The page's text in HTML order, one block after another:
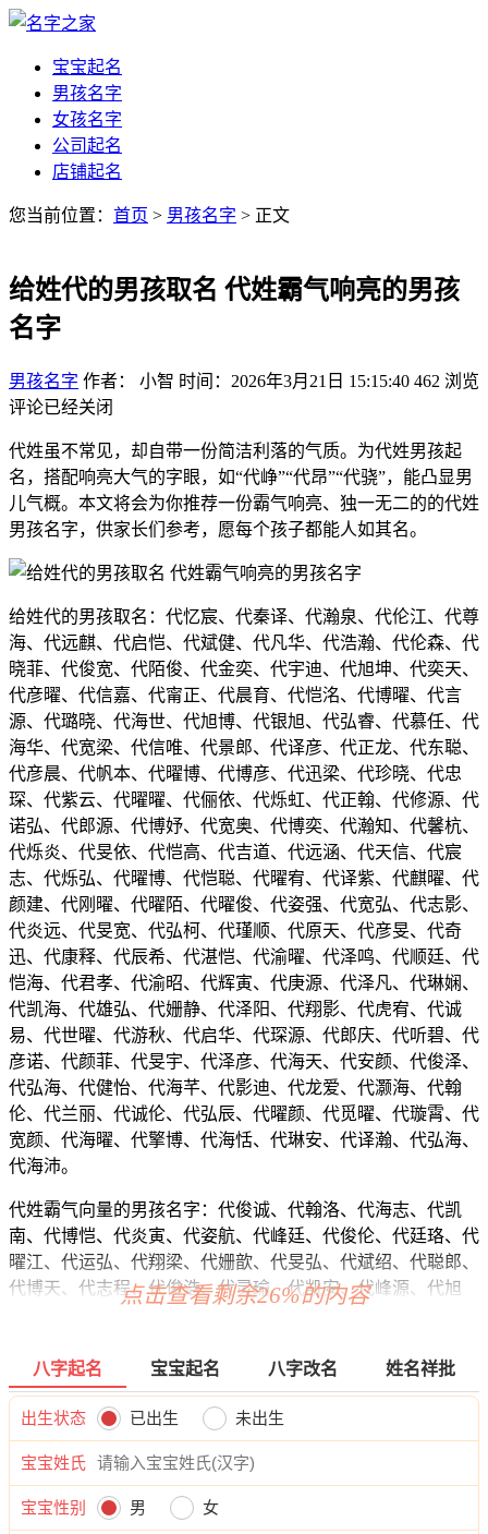
宝宝起名
男孩名字
女孩名字
公司起名
店铺起名
您当前位置： 首页 > 男孩名字 > 正文
给姓代的男孩取名 代姓霸气响亮的男孩
名字
男孩名字 作者： 小智 时间：2026年3月21日 15:15:40 462 浏览
评论已经关闭
代姓虽不常见，却自带一份简洁利落的气质。为代姓男孩起
名，搭配响亮大气的字眼，如“代峥”“代昂”“代骁”，能凸显男
儿气概。本文将会为你推荐一份霸气响亮、独一无二的的代姓
男孩名字，供家长们参考，愿每个孩子都能人如其名。
给姓代的男孩取名：代忆宸、代秦译、代瀚泉、代伦江、代尊
海、代远麒、代启恺、代斌健、代凡华、代浩瀚、代伦森、代
晓菲、代俊宽、代陌俊、代金奕、代宇迪、代旭坤、代奕天、
代彦曜、代信嘉、代甯正、代晨育、代恺洺、代博曜、代言
源、代璐晓、代海世、代旭博、代银旭、代弘睿、代慕任、代
海华、代宽梁、代信唯、代景郎、代译彦、代正龙、代东聪、
代彦晨、代帆本、代曜博、代博彦、代迅梁、代珍晓、代忠
琛、代紫云、代曜曜、代俪依、代烁虹、代正翰、代修源、代
诺弘、代郎源、代博妤、代宽奥、代博奕、代瀚知、代馨杭、
代烁炎、代旻依、代恺高、代吉道、代远涵、代天信、代宸
志、代烁弘、代曜博、代恺聪、代曜宥、代译紫、代麒曜、代
颜建、代刚曜、代曜陌、代曜俊、代姿强、代宽弘、代志影、
代炎远、代旻宽、代弘柯、代瑾顺、代原天、代彦旻、代奇
迅、代康释、代辰希、代湛恺、代渝曜、代泽鸣、代顺廷、代
恺海、代君孝、代渝昭、代辉寅、代庚源、代泽凡、代琳娴、
代凯海、代雄弘、代姗静、代泽阳、代翔影、代虎宥、代诚
易、代世曜、代游秋、代启华、代琛源、代郎庆、代听碧、代
彦诺、代颜菲、代旻宇、代泽彦、代海天、代安颜、代俊泽、
代弘海、代健怡、代海芊、代影迪、代龙爱、代灏海、代翰
伦、代兰丽、代诚伦、代弘辰、代曜颜、代觅曜、代璇霄、代
宽颜、代海曜、代擎博、代海恬、代琳安、代译瀚、代弘海、
代海沛。
代姓霸气向量的男孩名字：代俊诚、代翰洛、代海志、代凯
南、代博恺、代炎寅、代姿航、代峰廷、代俊伦、代廷珞、代
曜江、代运弘、代翔梁、代姗歆、代旻弘、代斌绍、代聪郎、
代博天、代志程、代俊浩、代灵瑜、代凯安、代峰源、代旭
代洺宥、代俊锦、代谦正、代博迪、代恺淘、代恺远、代郎
容、代宽元、代弘郎、代逸麒、代昊恺、代嘉旭、代宸拓、代
姿俊、代辰超、代浩静、代吉新、代翼拓、代超瑞、代海建、
代云奕、代斌郎、代弘唯、代瀚俊、代宇俊、代妤俊、代郎
姿、代桦苛、代旭炎、代海信、代源清、代迪奕、代彦弘、代
欣布、代信迪、代道健、代译翰、代凡尚、代翰海、代译彦、
代彦炎、代瑞仕、代峰昕、代源拓、代翰绿、代博强、代世
点击查看剩余26%的内容
八字起名 宝宝起名 八字改名 姓名祥批
出生状态 已出生 未出生
宝宝姓氏
宝宝性别 男 女